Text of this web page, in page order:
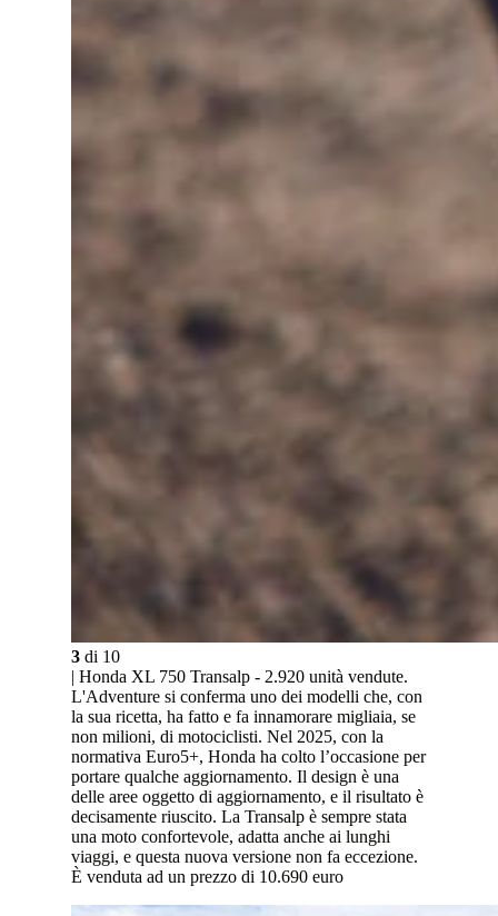
3 di 10
| Honda XL 750 Transalp - 2.920 unità vendute.
L'Adventure si conferma uno dei modelli che, con
la sua ricetta, ha fatto e fa innamorare migliaia, se
non milioni, di motociclisti. Nel 2025, con la
normativa Euro5+, Honda ha colto l’occasione per
portare qualche aggiornamento. Il design è una
delle aree oggetto di aggiornamento, e il risultato è
decisamente riuscito. La Transalp è sempre stata
una moto confortevole, adatta anche ai lunghi
viaggi, e questa nuova versione non fa eccezione.
È venduta ad un prezzo di 10.690 euro